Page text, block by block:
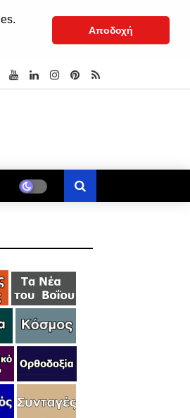
Αποδοχή
πυρκαγιάς σε εγκαταλελειμμένο κτήριο